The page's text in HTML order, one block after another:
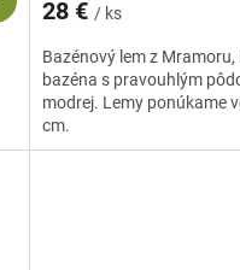
28 € / ks
Bazénový lem z
bazéna s pravouhlým
modrej. Lemy ponúkame
cm.